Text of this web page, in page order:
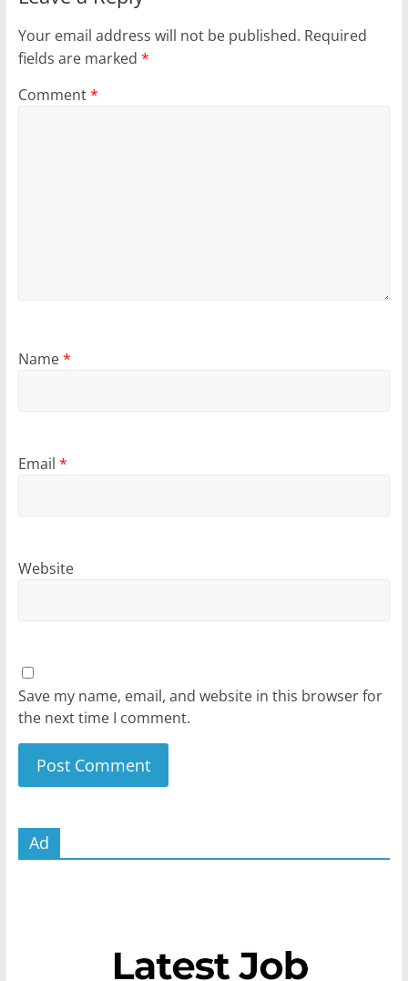
Your email address will not be published. Required
fields are marked *
Comment*
Name*
Email *
Website
Save my name, email, and website in this browser for
the next time I comment.
Ad